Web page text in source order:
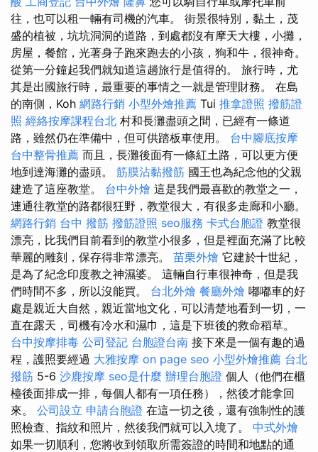
往，也可以租一輛有司機的汽車。 街景很特別，黏土，茂
盛的植被，坑坑洞洞的道路，到處都沒有摩天大樓，小攤，
房屋，餐館，光著身子跑來跑去的小孩，狗和牛，很神奇。
從第一分鐘起我們就知道這趟旅行是值得的。 旅行時，尤
其是出國旅行時，最重要的事情之一就是管理財務。 在島
的南側，Koh 網路行銷 小型外燴推薦 Tui 推拿證照 撥筋證
照 經絡按摩課程台北 村和長灘盡頭之間，已經有一條道
路，雖然仍在準備中，但可供踏板車使用。 台中腳底按摩
台中整骨推薦 而且，長灘後面有一條紅土路，可以更方便
地到達海灘的盡頭。 筋膜沾黏撥筋 國王也為紀念他的父親
建造了這座教堂。 台中外燴 這是我們最喜歡的教堂之一，
連通往教堂的路都很狂野，教堂很大，有很多走廊和小廳。
網路行銷 台中 撥筋 撥筋證照 seo服務 卡式台胞證 教堂很
漂亮，比我們目前看到的教堂小很多，但是裡面充滿了比較
華麗的雕刻，保存得非常漂亮。 苗栗外燴 它建於十世紀，
是為了紀念印度教之神濕婆。 這輛自行車很神奇，但是我
們時間不多，所以沒能買。 台北外燴 餐廳外燴 嘟嘟車的好
處是親近大自然，親近當地文化，可以清楚地看到一切，一
直在露天，司機有冷水和濕巾，這是下班後的救命稻草。
台中按摩排毒 公司登記 台胞證台南 接下來是一個有趣的過
程，護照要經過 大雅按摩 on page seo 小型外燴推薦 台北
撥筋 5-6 沙鹿按摩 seo是什麼 辦理台胞證 個人（他們在櫃
檯後面排成一排，每個人都有一項任務），然後才能拿回
來。 公司設立 申請台胞證 在這一切之後，還有強制性的護
照檢查、指紋和照片，然後我們就可以入境了。 中式外燴
如果一切順利，您將收到領取所需簽證的時間和地點的通